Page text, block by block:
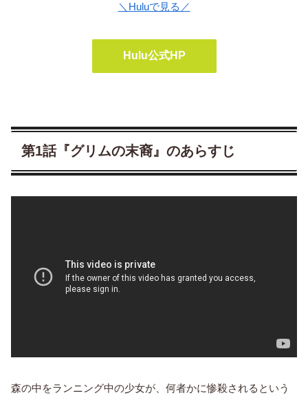
＼Huluで見る／
Hulu公式HP
第1話『グリムの末裔』のあらすじ
森の中をランニング中の少女が、何者かに惨殺されるという